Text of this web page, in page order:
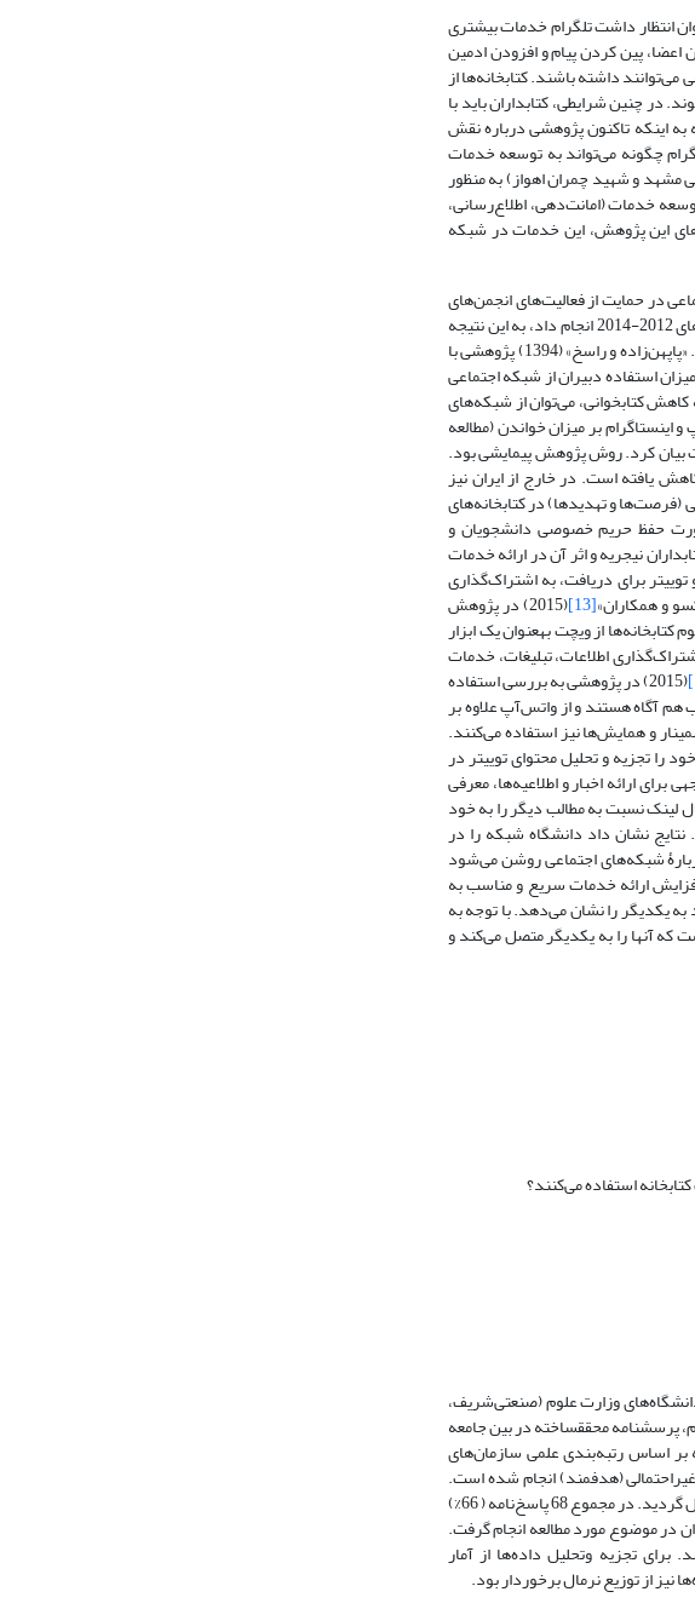
انتظار داشت تلگرام خدمات بیشتری
اعضا، پین کردن پیام و افزودن ادمین
داشته باشند. کتابخانه‌ها از
در چنین شرایطی، کتابداران باید با
به اینکه تاکنون پژوهشی درباره نقش
چگونه می‌تواند به توسعه خدمات
و شهید چمران اهواز) به منظور
خدمات (امانت‌دهی، اطلاع‌رسانی،
این پژوهش، این خدمات در شبکه
خود با عنوان «نقش شبکه‌های اجتماعی در حمایت از فعالیت‌های انجمن‌های
علمی کتابداری و اطلاع رسانی» که با هدف ب‍ررس‍ی‌ م‍ی‍زان ‌ب‍ه‍ره‌م‍ن‍دی‌ ان‍ج‍م‍ن‌ه‍ای‌ ع‍ل‍م‍ی‌ ک‍ت‍اب‍داری‌ و اطلاع‌رس‍ان‍ی‌ از ش‍ب‍ک‍ه‌ه‍ای‌ اج‍ت‍م‍اعی در طی سال‌های 2012-2014 انجام داد، به این نتیجه
رسید که م‍ی‍زان‌ ح‍ض‍ور ان‍ج‍م‍ن‌ه‍ای‌ ع‍ل‍م‍ی‌ ک‍ت‍اب‍داری‌ و اطلاع‌رس‍ان‍ی‌ رض‍ای‍ت‌ب‍خ‍ش است و ج‍ای‌ خ‍ود را در م‍ی‍ان ج‍ام‍ع‍ه‌ م‍ورد م‍طال‍ع‍ه‌ ب‍ه ‌خ‍وب‍ی‌ ب‍ازک‍رده‌‌ان‍د. «پاپهن‌زاده و راسخ» (1394) پژوهشی با
استفاده دبیران از شبکه اجتماعی
کاهش کتابخوانی، می‌توان از شبکه‌های
تانگو، لاین، واتس‌آپ و اینستاگرام بر میزان خواندن (مطالعه
کرد. روش پژوهش پیمایشی بود.
شبکه‌ها کاهش یافته است. در خارج از ایران نیز
(فرصت‌ها و تهدیدها) در کتابخانه‌های
حفظ حریم خصوصی دانشجویان و
نیجریه و اثر آن در ارائه خدمات
مانند فیس‌بوک، گوگل‫پلاس، لینکدین، یوتیوب، وبلاگ و توییتر برای دریافت، به اشتراک‌گذاری
و همکاران»[13] (2015) در پژوهش
در میان 39 کتابخانه دانشگاهی در چین پرداختند. یافته‌ها نشان داد حدود یک‫سوم کتابخانه‌ها از ویچت به‫عنوان یک ابزار
برای ترویج مجموعه و خدمات برای کاربران بهره برده و استفادۀ اصلی از ویچت در خدمات عمومی (سرویس امنیت ملی)، جستجو و به ‫اشتراک‌گذاری اطلاعات، تبلیغات، خدمات
(2015) در پژوهشی به بررسی استفاده
آگاه هستند و از واتس‌آپ علاوه بر
کارگاه‌های آموزشی، سمینار و همایش‌ها نیز استفاده می‌کنند.
را تجزیه و تحلیل محتوای توییتر در
یافته‌ها نشان داد این کتابخانه‌ها از توییتر به‫عنوان یک ابزار چندوجهی برای ارائه اخبار و اطلاعیه‌ها، معرفی
لینک نسبت به مطالب دیگر را به خود
را به‫عنوان عوامل آموزشی بررسی کردند. نتایج نشان داد دانشگاه شبکه را در
است و از آن به‫عنوان عامل آگاهی، در امور آموزشی استفاده می‌کند. با مرور پژوهش‌های انجام‫شده دربارۀ شبکه‌های اجتماعی روشن می‌شود
اطلاعیه‌ها به‫منظور ترویج خدمات کتابخانه جهت افزایش ارائه خدمات سریع و مناسب به
برقراری روابط اجتماعی و دستیابی افراد به یکدیگر را نشان می‌دهد. با توجه به
که آنها را به یکدیگر متصل می‌کند و
استفاده می‌کنند؟
وزارت علوم‌ (صنعتی‌شریف،
اصفهان، فردوسی مشهد و شهیدچمران اهواز) که بر روی تلگرام خدمات ارائه می‌دادند و خدمات کتابخانه‌های دانشگاهی، تهیه شد. در بخش دوم، پرسش‫نامه محقق‫ساخته در بین جامعه
همه مدیران و کتابداران کتابخانه‌های مرکزی دانشگاهی وزارت علوم (شامل 102 نفر) بود که بر اساس رتبه‌بندی علمی سازمان‌های
نمونه‌گیری به روش غیراحتمالی (هدفمند) انجام شده است.
پرسش‌نامه بر مبنای مقیاس لیکرت پنج‫گزینه‌ای تنظیم شد. پرسش‌نامه‌ها به‫صورت حضوری و با مراجعه به کتابخانه‌های مرکزی دانشگاه‌ها تکمیل گردید. در مجموع 68 پاسخ‌نامه ( 66%)
استادان در موضوع مورد مطالعه انجام گرفت.
مدیران و کتابداران تأیید شد. برای تجزیه وتحلیل داده‌ها از آمار